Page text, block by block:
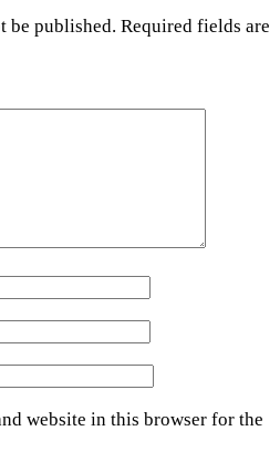
be published. Required fields are
website in this browser for the